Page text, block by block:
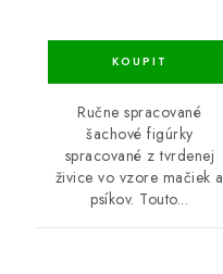
Ručne spracované
šachové figúrky
spracované z tvrdenej
živice vo vzore mačiek a
psíkov. Touto...